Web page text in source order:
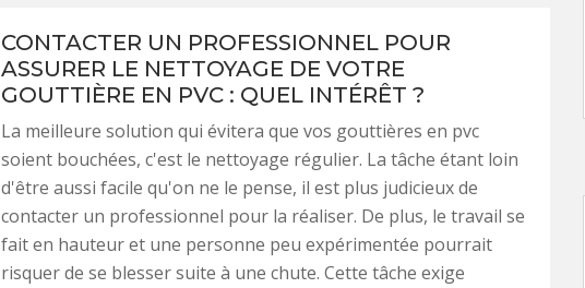
CONTACTER UN PROFESSIONNEL POUR
ASSURER LE NETTOYAGE DE VOTRE
GOUTTIÈRE EN PVC : QUEL INTÉRÊT ?
La meilleure solution qui évitera que vos gouttières en pvc
soient bouchées, c'est le nettoyage régulier. La tâche étant loin
d'être aussi facile qu'on ne le pense, il est plus judicieux de
contacter un professionnel pour la réaliser. De plus, le travail se
fait en hauteur et une personne peu expérimentée pourrait
risquer de se blesser suite à une chute. Cette tâche exige